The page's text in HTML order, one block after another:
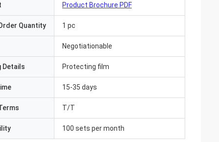
Product Brochure PDF
Quantity 1 pc
Negotiationable
Details Protecting film
15-35 days
T/T
100 sets per month